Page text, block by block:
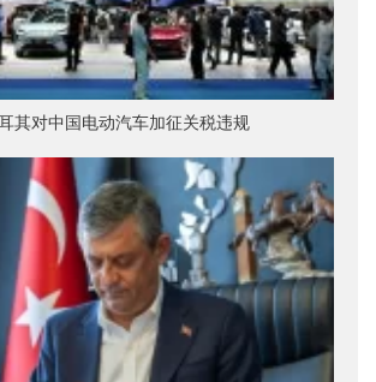
其对中国电动汽车加征关税违规